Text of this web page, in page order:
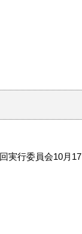
実行委員会10月17